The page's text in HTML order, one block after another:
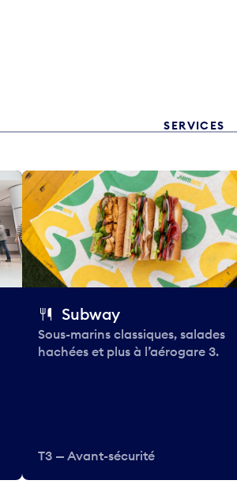
SERVICES
Subway
Sous-marins classiques, salades
hachées et plus à l’aérogare 3.
T3 — Avant-sécurité